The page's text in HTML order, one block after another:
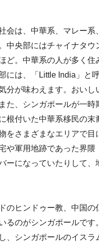
会は、中華系、マレー
中央部にはチャイナタ
ど。中華系の人が多く
には、「Little India」と
分が味わえます。おい
た、シンガポールが一
根付いた中華系移民の
をさまざまなエリアで
や軍用地跡であった界
ーになっていたりして
のヒンドゥー教、中国
るのがシンガポールで
、シンガポールのイス